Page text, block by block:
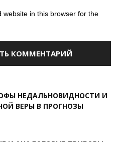
website in this browser for the
НЕДАЛЬНОВИДНОСТИ И
ВЕРЫ В ПРОГНОЗЫ